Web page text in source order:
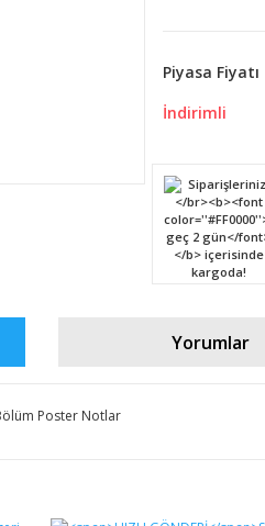
Piyasa Fiyatı
İndirimli
Yorumlar
Poster Notlar